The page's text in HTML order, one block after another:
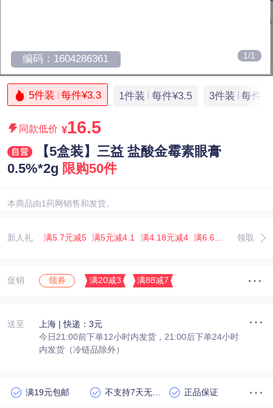
1/1
编码：1604286361
5件装 每件¥3.3 1件装 每件¥3.5 3件装 每件
同款低价 ¥16.5
【5盒装】三益 盐酸金霉素眼膏
0.5%*2g 限购50件
本商品由1药网销售和发货。
新人礼 领取
满5.7元减5 满5元减4.1 满4.18元减4 满6.67元减5.07 满
促销 领券 满20减3 满88减7
送至 上海 | 快递：3元
今日21:00前下单12小时内发货，21:00后下单24小时
内发货（冷链品除外）
满19元包邮 正品保证